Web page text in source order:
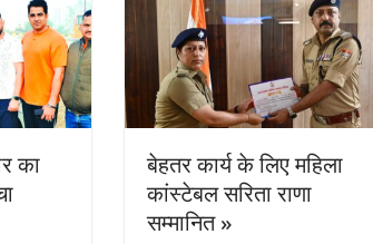
का
बेहतर कार्य के लिए महिला
कांस्टेबल सरिता राणा
सम्मानित »